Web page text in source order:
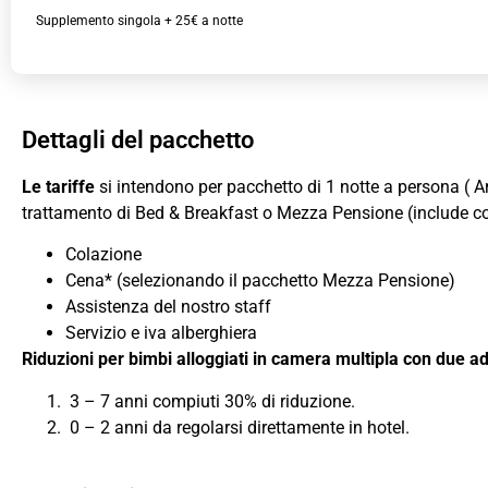
Supplemento singola + 25€ a notte
Dettagli del pacchetto
Le tariffe si intendono per pacchetto di 1 notte a persona (
trattamento di Bed & Breakfast o Mezza Pensione (include
Colazione
Cena* (selezionando il pacchetto Mezza Pensione)
Assistenza del nostro staff
Servizio e iva alberghiera
Riduzioni per bimbi alloggiati in camera multipla con due
3 – 7 anni compiuti 30% di riduzione.
0 – 2 anni da regolarsi direttamente in hotel.